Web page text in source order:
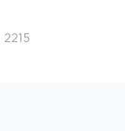
2215